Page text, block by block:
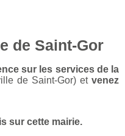
de Saint-Gor
sur les services de la
de Saint-Gor) et venez
sur cette mairie.